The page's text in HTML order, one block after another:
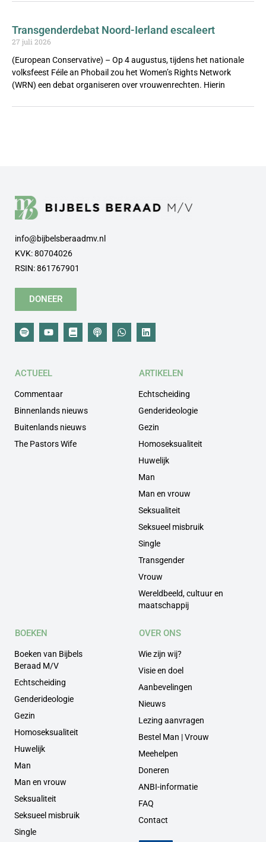
Transgenderdebat Noord-Ierland escaleert
27 juli 2026
(European Conservative) – Op 4 augustus, tijdens het nationale
volksfeest Féile an Phobail zou het Women’s Rights Network
(WRN) een debat organiseren over vrouwenrechten. Hierin
info@bijbelsberaadmv.nl
KVK: 80704026
RSIN: 861767901
DONEER
ACTUEEL
Commentaar
Binnenlands nieuws
Buitenlands nieuws
The Pastors Wife
ARTIKELEN
Echtscheiding
Genderideologie
Gezin
Homoseksualiteit
Huwelijk
Man
Man en vrouw
Seksualiteit
Seksueel misbruik
Single
Transgender
Vrouw
Wereldbeeld, cultuur en
maatschappij
BOEKEN
Boeken van Bijbels
Beraad M/V
Echtscheiding
Genderideologie
Gezin
Homoseksualiteit
Huwelijk
Man
Man en vrouw
Seksualiteit
Seksueel misbruik
Single
OVER ONS
Wie zijn wij?
Visie en doel
Aanbevelingen
Nieuws
Lezing aanvragen
Bestel Man | Vrouw
Meehelpen
Doneren
ANBI-informatie
FAQ
Contact